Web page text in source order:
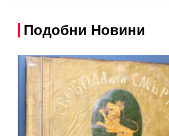
Подобни Новини